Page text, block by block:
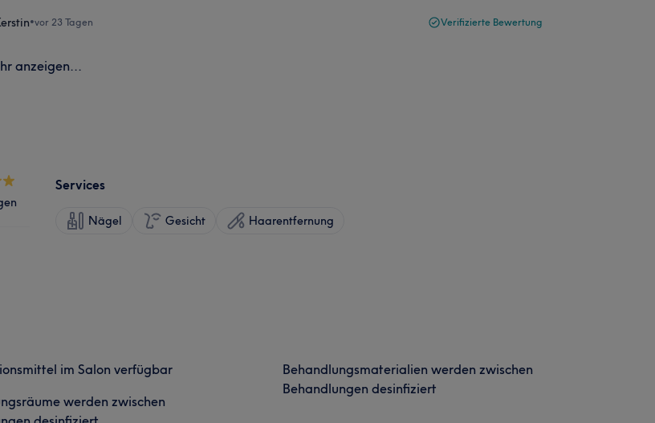
•vor 23 Tagen Verifizierte Bewertung
anzeigen...
Services
Nägel Gesicht Haarentfernung
im Salon verfügbar
werden zwischen
Behandlungsmaterialien werden zwischen
Behandlungen desinfiziert